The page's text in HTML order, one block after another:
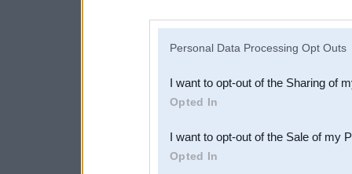
Downstream Participants
third parties.
Personal Data Processing Opt Outs
I want to opt-out of the Sharing of
Opted In
I want to opt-out of the Sale of my
Opted In